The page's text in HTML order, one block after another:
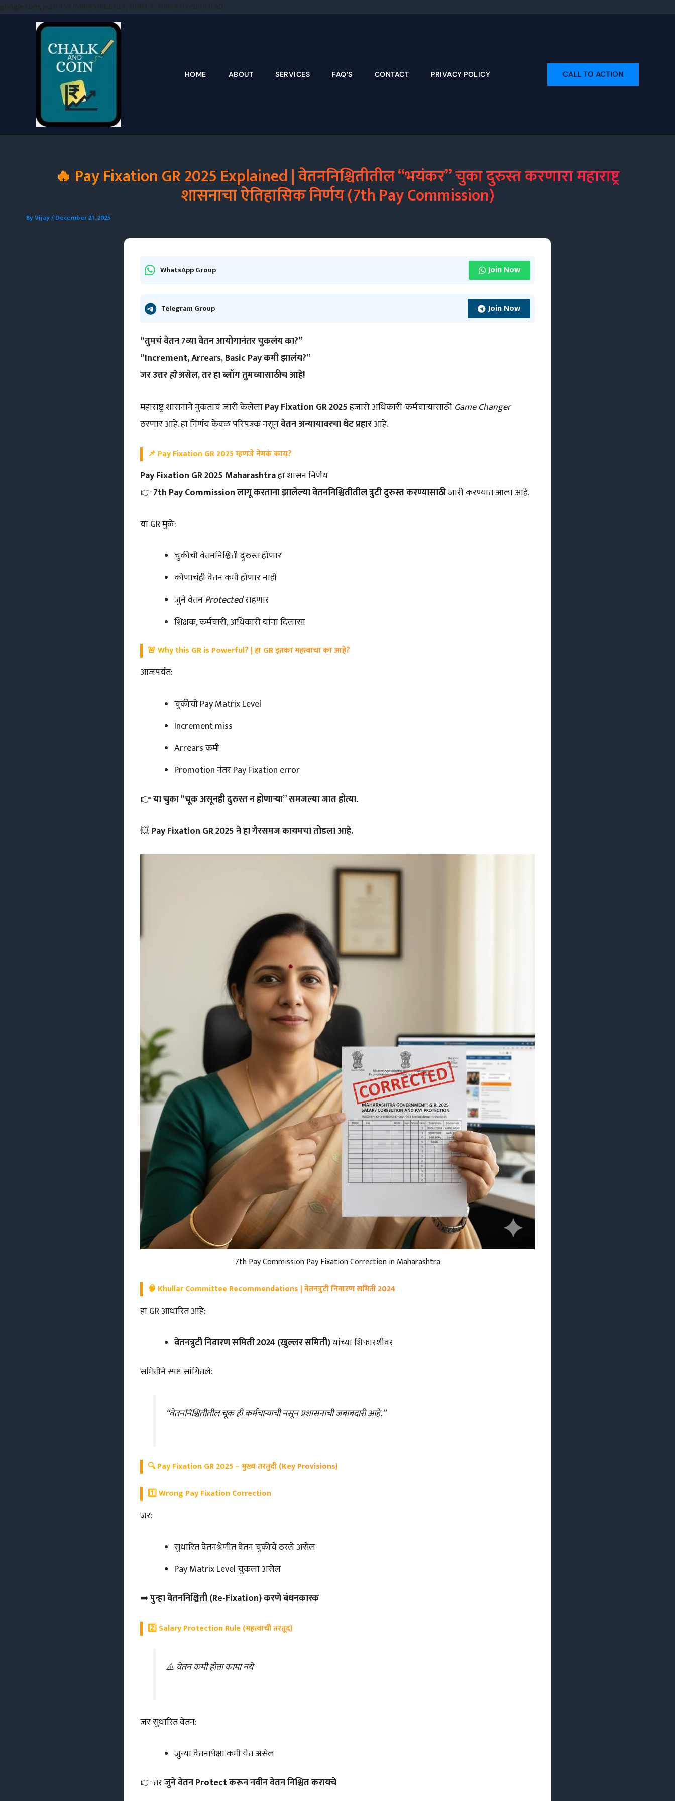
HOME ABOUT SERVICES FAQ’S CONTACT PRIVACY POLICY CALL TO ACTION
🔥 Pay Fixation GR 2025 Explained | वेतननिश्चितीतील “भयंकर” चुका दुरुस्त करणारा महाराष्ट्र
शासनाचा ऐतिहासिक निर्णय (7th Pay Commission)
ByVijay/December 21, 2025
WhatsApp Group Join Now
Telegram Group Join Now
“तुमचं वेतन 7व्या वेतन आयोगानंतर चुकलंय का?”
“Increment, Arrears, Basic Pay कमी झालंय?”
जर उत्तरहोअसेल, तर हा ब्लॉग तुमच्यासाठीच आहे!
महाराष्ट्र शासनाने नुकताच जारी केलेलाPay Fixation GR 2025हजारो अधिकारी-कर्मचाऱ्यांसाठी Game Changer
ठरणार आहे. हा निर्णय केवळ परिपत्रक नसूनवेतन अन्यायावरचा थेट प्रहारआहे.
📌 Pay Fixation GR 2025 म्हणजे नेमकं काय?
Pay Fixation GR 2025 Maharashtraहा शासन निर्णय
👉7th Pay Commission लागू करताना झालेल्या वेतननिश्चितीतील त्रुटी दुरुस्त करण्यासाठीजारी करण्यात आला आहे.
या GR मुळे:
चुकीची वेतननिश्चिती दुरुस्त होणार
कोणाचंही वेतन कमी होणार नाही
जुने वेतनProtectedराहणार
शिक्षक, कर्मचारी, अधिकारी यांना दिलासा
🚨Why this GR is Powerful? | हा GR इतका महत्त्वाचा का आहे?
आजपर्यंत:
चुकीची Pay Matrix Level
Increment miss
Arrears कमी
Promotion नंतर Pay Fixation error
👉या चुका “चूक असूनही दुरुस्त न होणाऱ्या” समजल्या जात होत्या.
💥Pay Fixation GR 2025 ने हा गैरसमज कायमचा तोडला आहे.
7th Pay Commission Pay Fixation Correction in Maharashtra
🧠 Khullar Committee Recommendations | वेतनत्रुटी निवारण समिती 2024
हा GR आधारित आहे:
वेतनत्रुटी निवारण समिती 2024 (खुल्लर समिती)यांच्या शिफारशींवर
समितीने स्पष्ट सांगितले:
“वेतननिश्चितीतील चूक ही कर्मचाऱ्याची नसून प्रशासनाची जबाबदारी आहे.”
🔍Pay Fixation GR 2025 – मुख्य तरतुदी (Key Provisions)
1️⃣Wrong Pay Fixation Correction
जर:
सुधारित वेतनश्रेणीत वेतन चुकीचे ठरले असेल
Pay Matrix Level चुकला असेल
➡️पुन्हा वेतननिश्चिती (Re-Fixation) करणे बंधनकारक
2️⃣Salary Protection Rule (महत्त्वाची तरतूद)
⚠️ वेतन कमी होता कामा नये
जर सुधारित वेतन:
जुन्या वेतनापेक्षा कमी येत असेल
👉 तरजुने वेतन Protect करून नवीन वेतन निश्चित करायचे